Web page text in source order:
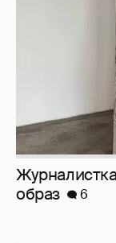
образ
6